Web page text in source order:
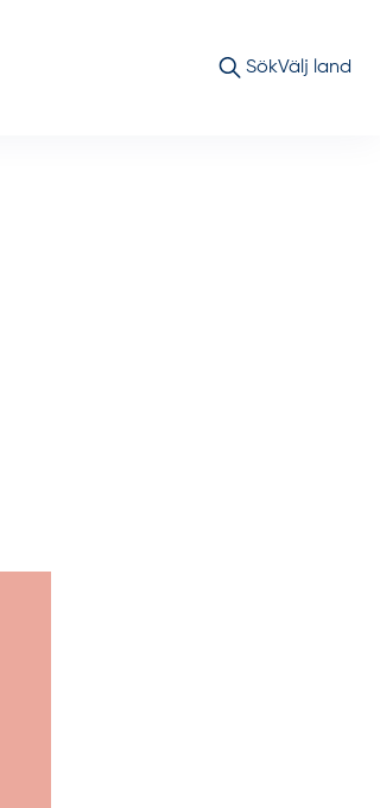
SökVälj land